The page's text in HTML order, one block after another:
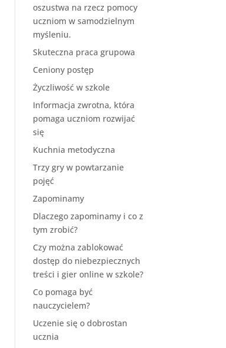
oszustwa na rzecz pomocy
uczniom w samodzielnym
myśleniu.
Skuteczna praca grupowa
Ceniony postęp
Życzliwość w szkole
Informacja zwrotna, która
pomaga uczniom rozwijać
się
Kuchnia metodyczna
Trzy gry w powtarzanie
pojęć
Zapominamy
Dlaczego zapominamy i co z
tym zrobić?
Czy można zablokować
dostęp do niebezpiecznych
treści i gier online w szkole?
Co pomaga być
nauczycielem?
Uczenie się o dobrostan
ucznia